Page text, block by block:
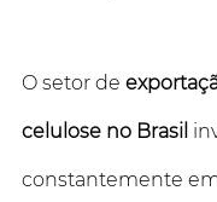
O setor de
celulose no Brasil
constantemente